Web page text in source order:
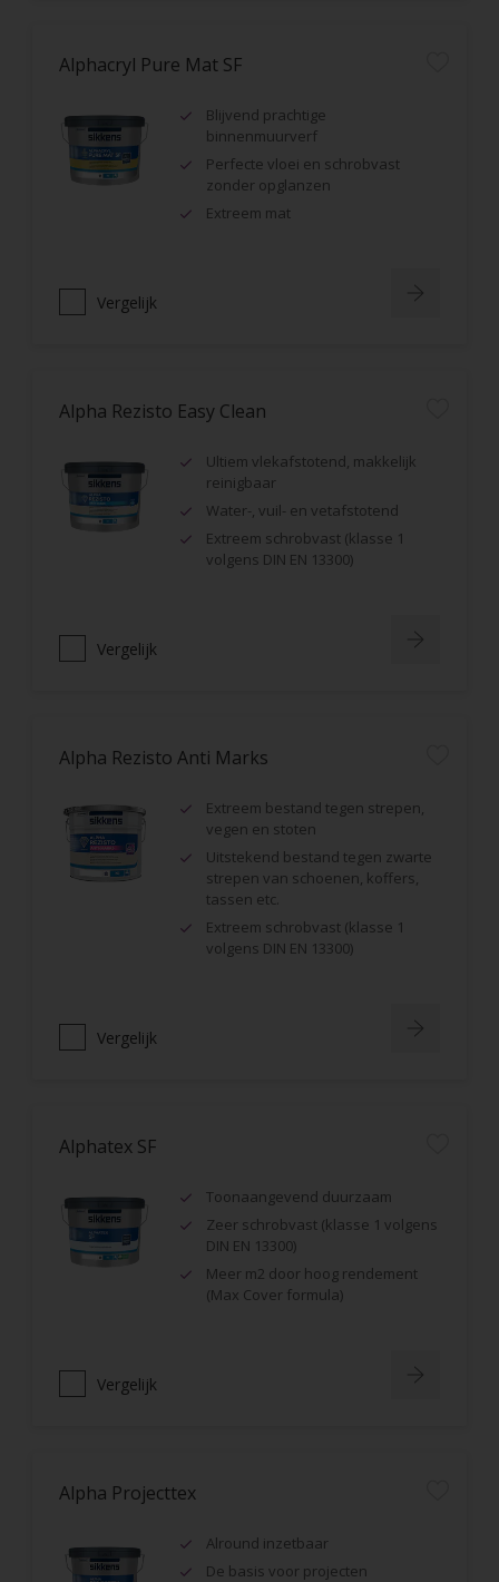
Alphacryl Pure Mat SF
Blijvend prachtige
binnenmuurverf
Perfecte vloei en schrobvast
zonder opglanzen
Extreem mat
Vergelijk
Alpha Rezisto Easy Clean
Ultiem vlekafstotend, makkelijk
reinigbaar
Water-, vuil- en vetafstotend
Extreem schrobvast (klasse 1
volgens DIN EN 13300)
Vergelijk
Alpha Rezisto Anti Marks
Extreem bestand tegen strepen,
vegen en stoten
Uitstekend bestand tegen zwarte
strepen van schoenen, koffers,
tassen etc.
Extreem schrobvast (klasse 1
volgens DIN EN 13300)
Vergelijk
Alphatex SF
Toonaangevend duurzaam
Zeer schrobvast (klasse 1 volgens
DIN EN 13300)
Meer m2 door hoog rendement
(Max Cover formula)
Vergelijk
Alpha Projecttex
Alround inzetbaar
De basis voor projecten